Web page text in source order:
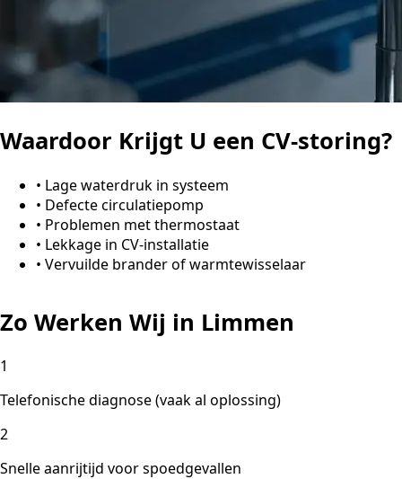
Waardoor Krijgt U een CV-storing?
• Lage waterdruk in systeem
• Defecte circulatiepomp
• Problemen met thermostaat
• Lekkage in CV-installatie
• Vervuilde brander of warmtewisselaar
Zo Werken Wij in Limmen
1
Telefonische diagnose (vaak al oplossing)
2
Snelle aanrijtijd voor spoedgevallen